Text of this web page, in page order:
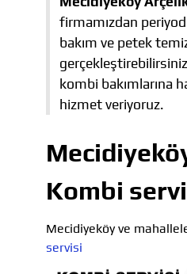
firmamızdan
bakım ve petek
kombi bakımlarına
hizmet veriyoruz.
Kombi
Mecidiyeköy ve
servisi